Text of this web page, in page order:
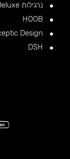
נרגילות Amy Deluxe